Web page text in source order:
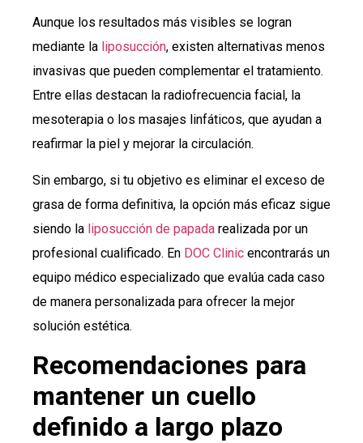
Aunque los resultados más visibles se logran
mediante la liposucción, existen alternativas menos
invasivas que pueden complementar el tratamiento.
Entre ellas destacan la radiofrecuencia facial, la
mesoterapia o los masajes linfáticos, que ayudan a
reafirmar la piel y mejorar la circulación.
Sin embargo, si tu objetivo es eliminar el exceso de
grasa de forma definitiva, la opción más eficaz sigue
siendo la liposucción de papada realizada por un
profesional cualificado. En DOC Clinic encontrarás un
equipo médico especializado que evalúa cada caso
de manera personalizada para ofrecer la mejor
solución estética.
Recomendaciones para
mantener un cuello
definido a largo plazo